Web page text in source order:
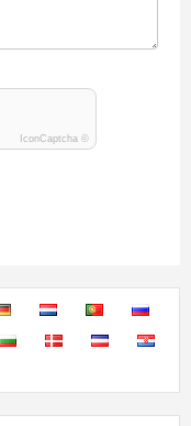
IconCaptcha ©